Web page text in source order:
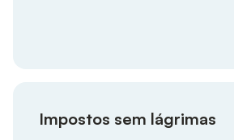
Impostos sem lágrimas